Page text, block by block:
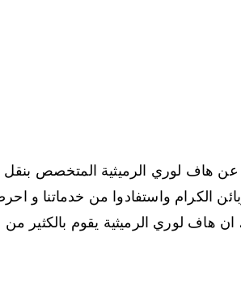
عن هاف لوري الرميثية المتخصص
الكرام واستفادوا من خدماتنا و
هاف لوري الرميثية يقوم بالكثير من